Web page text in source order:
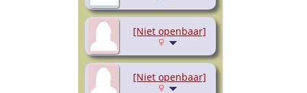
[Niet openbaar]
[Niet openbaar]